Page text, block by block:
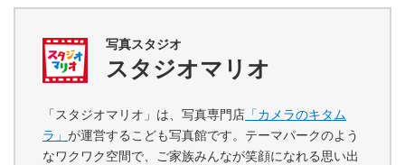
写真スタジオ
スタジオマリオ
「スタジオマリオ」は、写真専門店 「カメラのキタム
ラ」 が運営するこども写真館です。テーマパークのよう
なワクワク空間で、ご家族みんなが笑顔になれる思い出